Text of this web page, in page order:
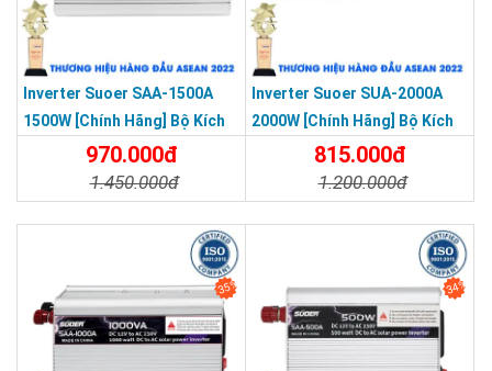
Inverter Suoer SAA-1500A
1500W [Chính Hãng] Bộ Kích
Điện 12V Lên 220V - Máy Kích
Điện Sin Mô Phỏng
970.000đ
1.450.000đ
Inverter Suoer SUA-2000A
2000W [Chính Hãng] Bộ Kích
Điện 12V Lên 220V - Máy Kích
Điện Sin Mô Phỏng
815.000đ
1.200.000đ
35% 34%